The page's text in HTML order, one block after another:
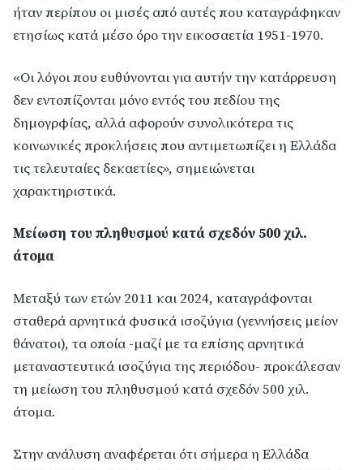
ήταν περίπου οι μισές από αυτές που καταγράφηκαν
ετησίως κατά μέσο όρο την εικοσαετία 1951-1970.
«Οι λόγοι που ευθύνονται για αυτήν την κατάρρευση
δεν εντοπίζονται μόνο εντός του πεδίου της
δημογρφίας, αλλά αφορούν συνολικότερα τις
κοινωνικές προκλήσεις που αντιμετωπίζει η Ελλάδα
τις τελευταίες δεκαετίες», σημειώνεται
χαρακτηριστικά.
Μείωση του πληθυσμού κατά σχεδόν 500 χιλ.
άτομα
Μεταξύ των ετών 2011 και 2024, καταγράφονται
σταθερά αρνητικά φυσικά ισοζύγια (γεννήσεις μείον
θάνατοι), τα οποία -μαζί με τα επίσης αρνητικά
μεταναστευτικά ισοζύγια της περιόδου- προκάλεσαν
τη μείωση του πληθυσμού κατά σχεδόν 500 χιλ.
άτομα.
Στην ανάλυση αναφέρεται ότι σήμερα η Ελλάδα